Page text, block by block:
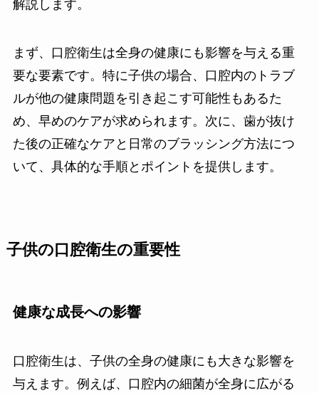
解説します。
まず、口腔衛生は全身の健康にも影響を与える重
要な要素です。特に子供の場合、口腔内のトラブ
ルが他の健康問題を引き起こす可能性もあるた
め、早めのケアが求められます。次に、歯が抜け
た後の正確なケアと日常のブラッシング方法につ
いて、具体的な手順とポイントを提供します。
子供の口腔衛生の重要性
健康な成長への影響
口腔衛生は、子供の全身の健康にも大きな影響を
与えます。例えば、口腔内の細菌が全身に広がる